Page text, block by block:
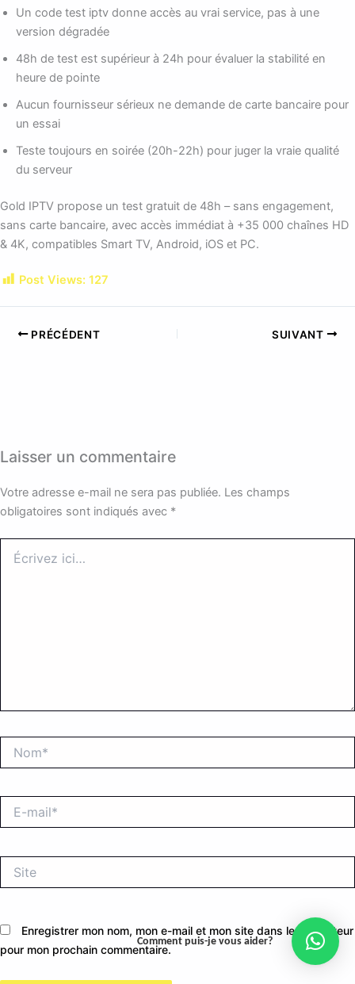
Un code test iptv donne accès au vrai service, pas à une
version dégradée
48h de test est supérieur à 24h pour évaluer la stabilité en
heure de pointe
Aucun fournisseur sérieux ne demande de carte bancaire pour
un essai
Teste toujours en soirée (20h-22h) pour juger la vraie qualité
du serveur
Gold IPTV propose un test gratuit de 48h – sans engagement,
sans carte bancaire, avec accès immédiat à +35 000 chaînes HD
& 4K, compatibles Smart TV, Android, iOS et PC.
Post Views: 127
PRÉCÉDENT SUIVANT
Laisser un commentaire
Votre adresse e-mail ne sera pas publiée. Les champs
obligatoires sont indiqués avec *
ici…
mail*
Enregistrer mon nom, mon e-mail et mon site dans le navigateur
pour mon prochain commentaire.
Comment puis-je vous aider?